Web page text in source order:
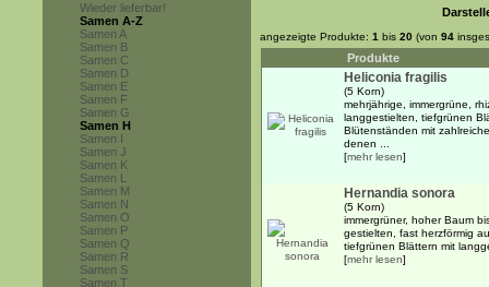
Wieder lieferbar!
Samen A-Z
Samen A
Samen B
Samen C
Samen D
Samen E
Samen F
Samen G
Samen H
Samen I
Samen J
Samen K
Samen L
Samen M
Samen N
Samen O
Samen P
Samen Q
Samen R
Samen S
Samen T
angezeigte Produkte: 1 bis 20 (von 94
Produkte
Heliconia fragilis
(5 Korn)
mehrjährige, immergrüne,
langgestielten, tiefgrünen
Blütenständen mit
denen ...
[mehr lesen]
Hernandia sonora
(5 Korn)
immergrüner, hoher Baum
gestielten, fast herzförmig
tiefgrünen Blättern mit
[mehr lesen]